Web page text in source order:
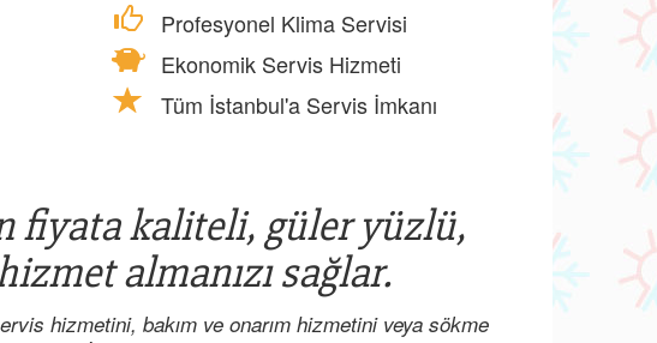
Profesyonel Klima Servisi
Ekonomik Servis Hizmeti
Tüm İstanbul'a Servis İmkanı
fiyata kaliteli, güler yüzlü,
almanızı sağlar.
hizmetini, bakım ve onarım hizmetini veya sökme